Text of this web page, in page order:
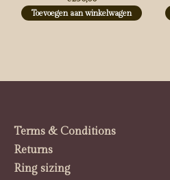
Toevoegen aan winkelwagen
Terms & Conditions
Returns
Ring sizing